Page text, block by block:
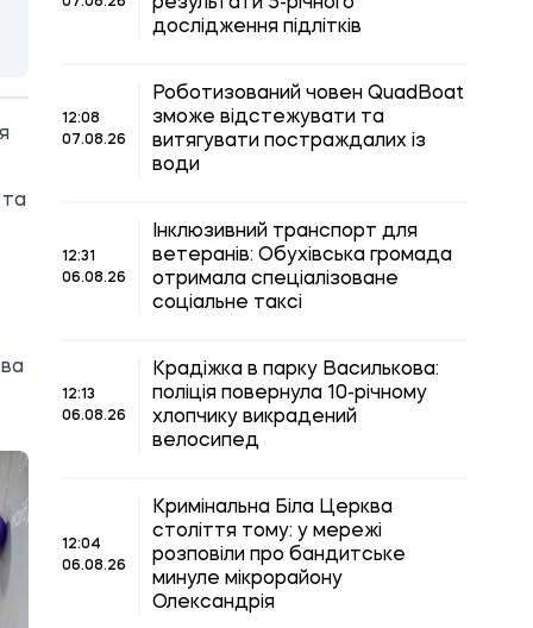
та
дослідження підлітків
12:08
07.08.26
Роботизований човен QuadBoat
зможе відстежувати та
витягувати постраждалих із
води
12:31
06.08.26
Інклюзивний транспорт для
ветеранів: Обухівська громада
отримала спеціалізоване
соціальне таксі
12:13
06.08.26
Крадіжка в парку Василькова:
поліція повернула 10-річному
хлопчику викрадений
велосипед
12:04
06.08.26
Кримінальна Біла Церква
століття тому: у мережі
розповіли про бандитське
минуле мікрорайону
Олександрія